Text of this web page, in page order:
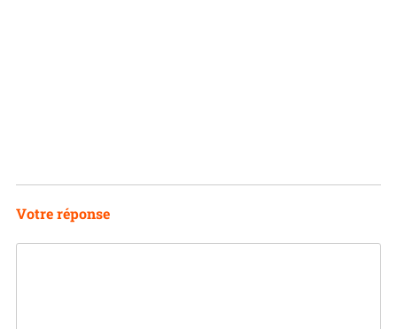
Votre réponse